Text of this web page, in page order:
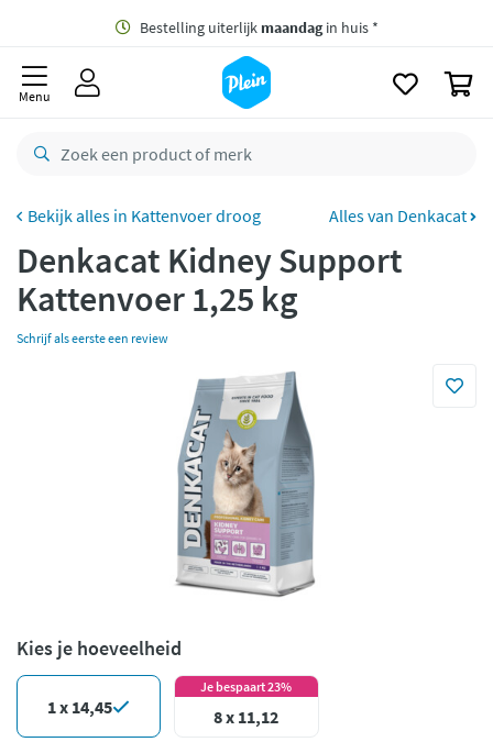
Gratis bezorging vanaf 35,- *
Bestelling uiterlijkmaandag
retourneren
CO2 neutraal
Betaal met Klarna
Menu
Kattenvoer droog Alles van Denkacat
Denkacat Kidney Support
Kattenvoer 1,25 kg
Schrijf als eerste een review
Kies je hoeveelheid
1 x 14,45
Je bespaart 23%
8 x 11,12